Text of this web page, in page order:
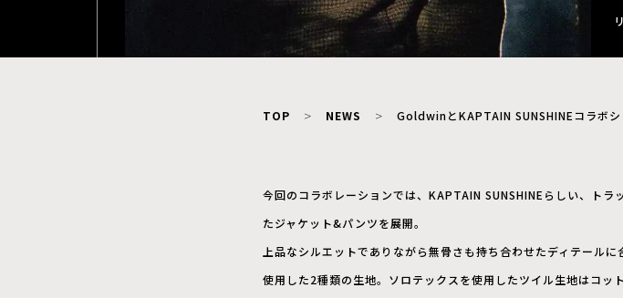
TOP NEWS GoldwinとKAPTAIN SUNSHINEコラボシ
今回のコラボレーションでは、KAPTAIN SUNSHINEらしい、ト
たジャケット&パンツを展開。
上品なシルエットでありながら無骨さも持ち合わせたディテール
使用した2種類の生地。ソロテックスを使用したツイル生地はコッ